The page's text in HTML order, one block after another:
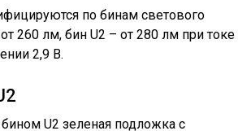
по бинам светового
260 лм, бин U2 – от 280 лм при токе
2,9 В.
U2 зеленая подложка с